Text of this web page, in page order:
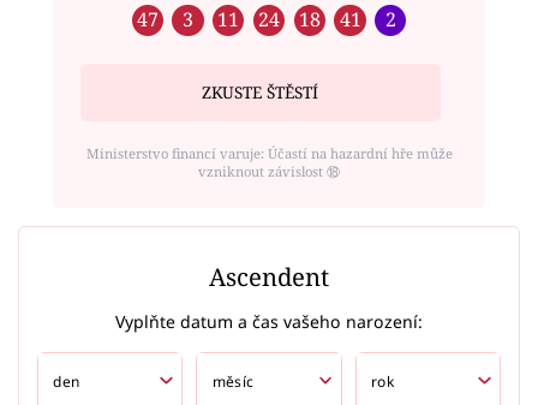
47 3 11 24 18 41 2
ZKUSTE ŠTĚSTÍ
Ministerstvo financí varuje: Účastí na hazardní hře může
vzniknout závislost ⑱
Ascendent
Vyplňte datum a čas vašeho narození: